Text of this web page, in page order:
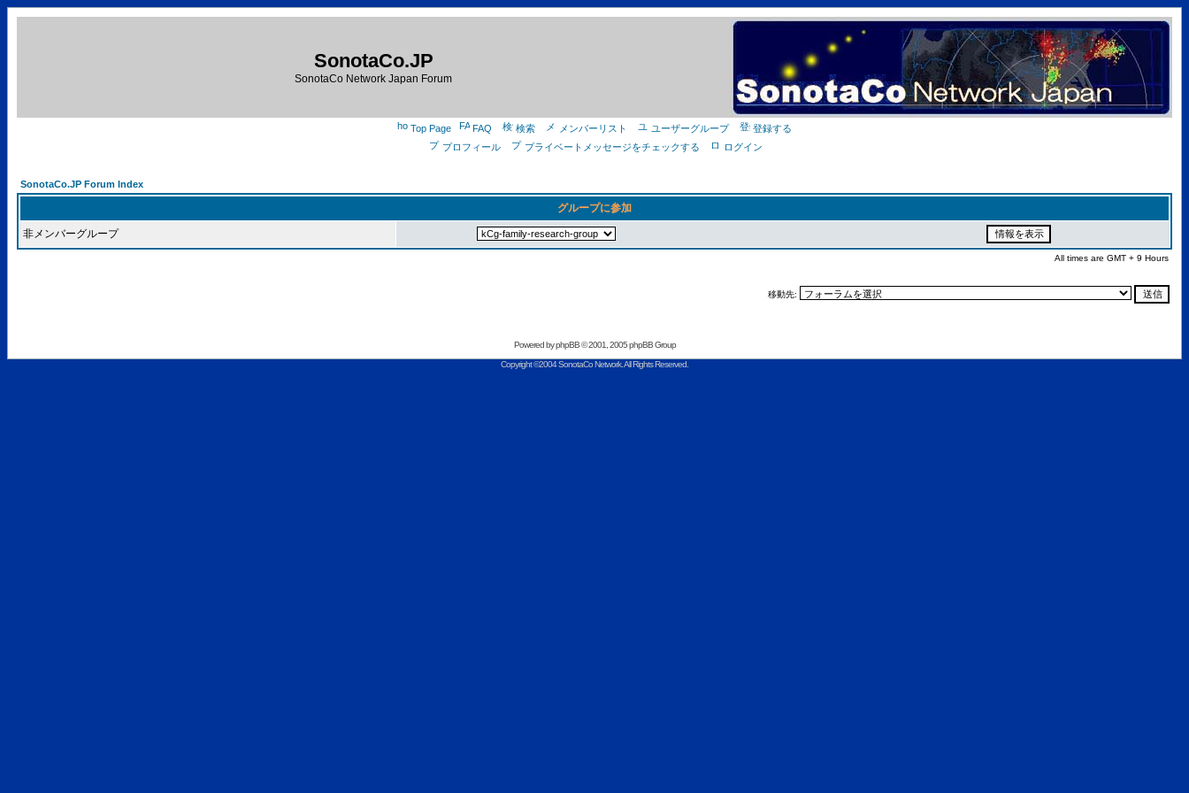
SonotaCo.JP
SonotaCo Network Japan Forum
Top Page FAQ 検索 メンバーリスト ユーザーグループ
登録する
プロフィール
プライベートメッセージをチェックする ログイン
SonotaCo.JP Forum Index
グループに参加
非メンバーグループ
All times are GMT + 9 Hours
移動先:
Powered byphpBB© 2001, 2005 phpBB Group
Copyright ©2004 SonotaCo Network. All Rights Reserved.